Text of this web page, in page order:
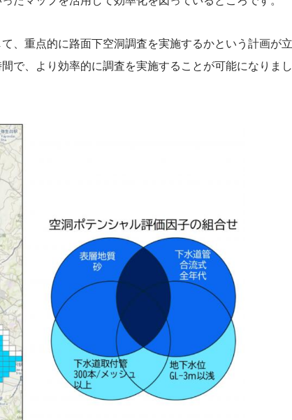
、重点的に路面下空洞調査を実施するかという計画が立
で、より効率的に調査を実施することが可能になりまし